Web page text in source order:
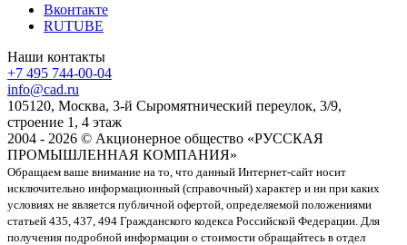
Вконтакте
RUTUBE
Наши контакты
+7 495 744-00-04
info@cad.ru
105120, Москва, 3-й Сыромятнический переулок, 3/9,
строение 1, 4 этаж
2004 - 2026 © Акционерное общество «РУССКАЯ
ПРОМЫШЛЕННАЯ КОМПАНИЯ»
Обращаем ваше внимание на то, что данный Интернет-сайт носит
исключительно информационный (справочный) характер и ни при каких
условиях не является публичной офертой, определяемой положениями
статьей 435, 437, 494 Гражданского кодекса Российской Федерации. Для
получения подробной информации о стоимости обращайтесь в отдел